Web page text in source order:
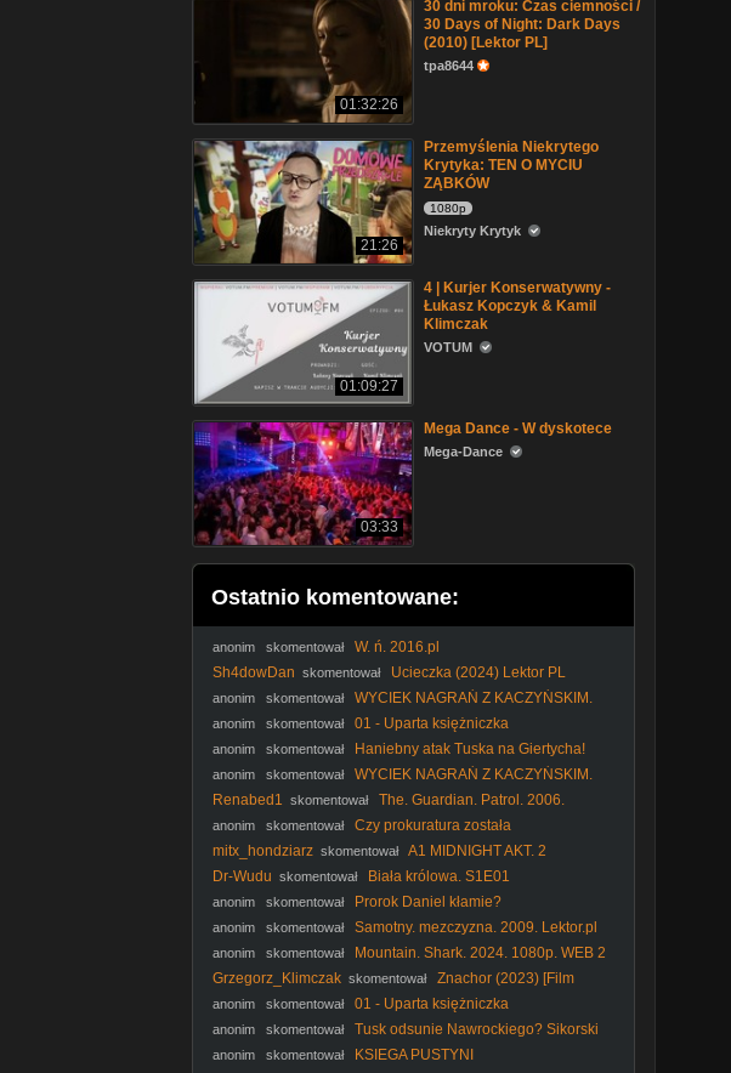
01:32:26
30 dni mroku: Czas ciemności /
30 Days of Night: Dark Days
(2010) [Lektor PL]
tpa8644
21:26
Przemyślenia Niekrytego
Krytyka: TEN O MYCIU
ZĄBKÓW
1080p
Niekryty Krytyk
01:09:27
4 | Kurjer Konserwatywny -
Łukasz Kopczyk & Kamil
Klimczak
VOTUM
03:33
Mega Dance - W dyskotece
Mega-Dance
Ostatnio komentowane:
anonim skomentował
W. ń. 2016.pl
Sh4dowDan skomentował Ucieczka (2024) Lektor PL
anonim skomentował
WYCIEK NAGRAŃ Z KACZYŃSKIM.
KTO ZŁAMAŁ PRAWO?
anonim skomentował 01 - Uparta księżniczka
anonim skomentował
Haniebny atak Tuska na Giertycha!
#Tusk #Giertych #Kaczyński #DwieWieże #prokuratura
anonim skomentował
WYCIEK NAGRAŃ Z KACZYŃSKIM.
KTO ZŁAMAŁ PRAWO?
Renabed1 skomentował
The. Guardian. Patrol. 2006.
Lektor.pl
anonim skomentował
Czy prokuratura została
upolityczniona? Ostre oskarżenia pod adresem Szurka.
mitx_hondziarz skomentował A1 MIDNIGHT AKT. 2
(CzarnyWróbel)
Dr-Wudu skomentował Biała królowa. S1E01
anonim skomentował Prorok Daniel kłamie?
anonim skomentował Samotny. mezczyzna. 2009. Lektor.pl
anonim skomentował
Mountain. Shark. 2024. 1080p. WEB 2
Grzegorz_Klimczak skomentował
Znachor (2023) [Film
Polski]
anonim skomentował 01 - Uparta księżniczka
anonim skomentował
Tusk odsunie Nawrockiego? Sikorski
OSTRO! #Sikorski #Nawrocki #Batyr #SilniRazem #polityka
anonim skomentował
KSIEGA PUSTYNI